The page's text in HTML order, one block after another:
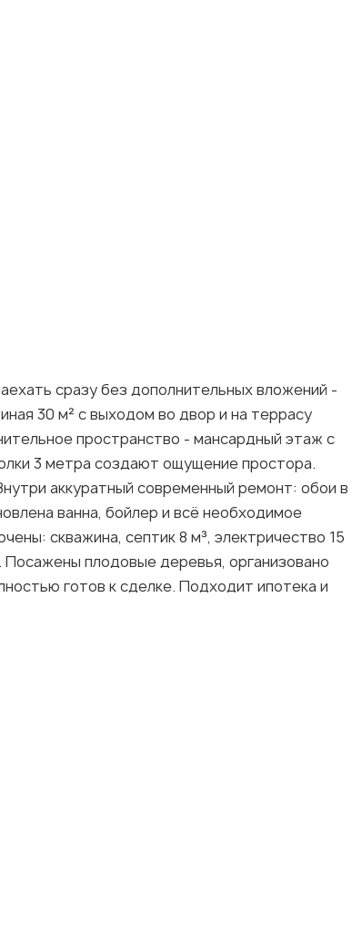
сразу без дополнительных вложений -
30 м² с выходом во двор и на террасу
пространство - мансардный этаж с
3 метра создают ощущение простора.
аккуратный современный ремонт: обои в
ванна, бойлер и всё необходимое
скважина, септик 8 м³, электричество 15
плодовые деревья, организовано
готов к сделке. Подходит ипотека и